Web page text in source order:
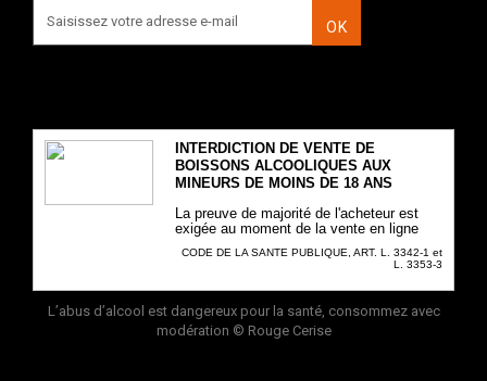
OK
INTERDICTION DE VENTE DE
BOISSONS ALCOOLIQUES AUX
MINEURS DE MOINS DE 18 ANS
La preuve de majorité de l'acheteur est
exigée au moment de la vente en ligne
CODE DE LA SANTE PUBLIQUE, ART. L. 3342-1 et
L. 3353-3
L’abus d’alcool est dangereux pour la santé, consommez avec
modération © Rouge Cerise